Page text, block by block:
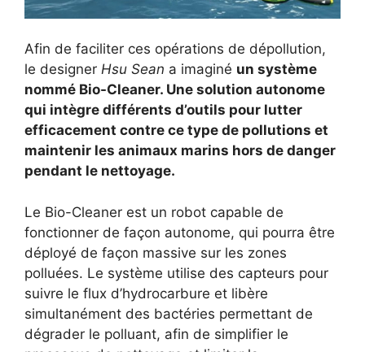
Afin de faciliter ces opérations de dépollution,
le designer Hsu Sean a imaginé un système
nommé Bio-Cleaner. Une solution autonome
qui intègre différents d’outils pour lutter
efficacement contre ce type de pollutions et
maintenir les animaux marins hors de danger
pendant le nettoyage.
Le Bio-Cleaner est un robot capable de
fonctionner de façon autonome, qui pourra être
déployé de façon massive sur les zones
polluées. Le système utilise des capteurs pour
suivre le flux d’hydrocarbure et libère
simultanément des bactéries permettant de
dégrader le polluant, afin de simplifier le